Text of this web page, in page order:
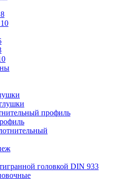
профиль
головкой DIN 933